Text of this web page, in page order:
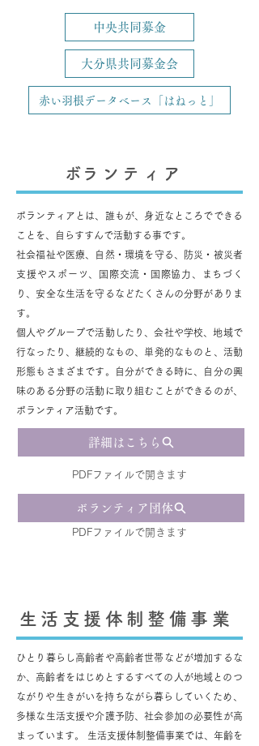
中央共同募金
大分県共同募金会
赤い羽根データベース「はねっと」
​ボランティア
ボランティアとは、誰もが、身近なところでできる
ことを、自らすすんで活動する事です。
社会福祉や医療、自然・環境を守る、防災・被災者
支援やスポーツ、国際交流・国際協力、まちづく
り、安全な生活を守るなどたくさんの分野がありま
す。
​個人やグループで活動したり、会社や学校、地域で
行なったり、継続的なもの、単発的なものと、活動
形態もさまざまです。自分ができる時に、自分の興
味のある分野の活動に取り組むことができるのが、
ボランティア活動です。
詳細はこちら
PDFファイルで開きます
ボランティア団体
PDFファイルで開きます
生活支援体制整備事業
ひとり暮らし高齢者や高齢者世帯などが増加するな
か、高齢者をはじめとするすべての人が地域とのつ
ながりや生きがいを持ちながら暮らしていくため、
多様な生活支援や介護予防、社会参加の必要性が高
まっています。 生活支援体制整備事業では、年齢を